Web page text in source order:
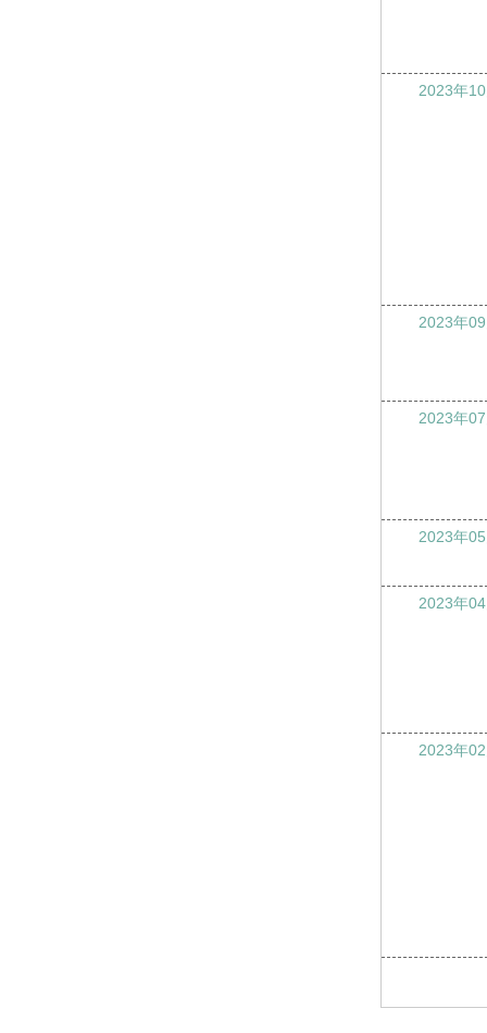
2023年
2023年
2023年
2023年
2023年
2023年